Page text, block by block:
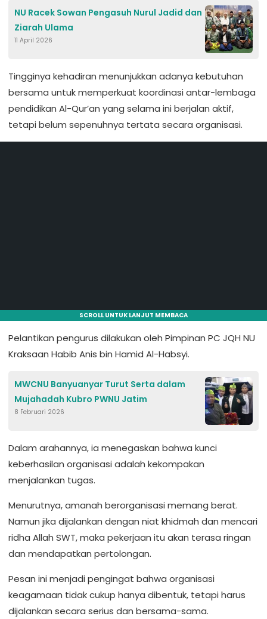
NU Racek Sowan Pengasuh Nurul Jadid dan
Ziarah Ulama
11 April 2026
Tingginya kehadiran menunjukkan adanya kebutuhan
bersama untuk memperkuat koordinasi antar-lembaga
pendidikan Al-Qur’an yang selama ini berjalan aktif,
tetapi belum sepenuhnya tertata secara organisasi.
SCROLL UNTUK LANJUT MEMBACA
Pelantikan pengurus dilakukan oleh Pimpinan PC JQH NU
Kraksaan Habib Anis bin Hamid Al-Habsyi.
MWCNU Banyuanyar Turut Serta dalam
Mujahadah Kubro PWNU Jatim
8 Februari 2026
Dalam arahannya, ia menegaskan bahwa kunci
keberhasilan organisasi adalah kekompakan
menjalankan tugas.
Menurutnya, amanah berorganisasi memang berat.
Namun jika dijalankan dengan niat khidmah dan mencari
ridha Allah SWT, maka pekerjaan itu akan terasa ringan
dan mendapatkan pertolongan.
Pesan ini menjadi pengingat bahwa organisasi
keagamaan tidak cukup hanya dibentuk, tetapi harus
dijalankan secara serius dan bersama-sama.